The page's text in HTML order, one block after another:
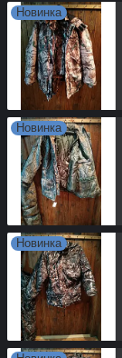
Новинка
Новинка
Новинка